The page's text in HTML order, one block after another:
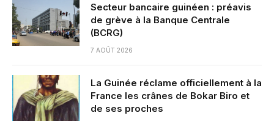
Secteur bancaire guinéen : préavis
de grève à la Banque Centrale
(BCRG)
7 AOÛT 2026
La Guinée réclame officiellement à la
France les crânes de Bokar Biro et
de ses proches